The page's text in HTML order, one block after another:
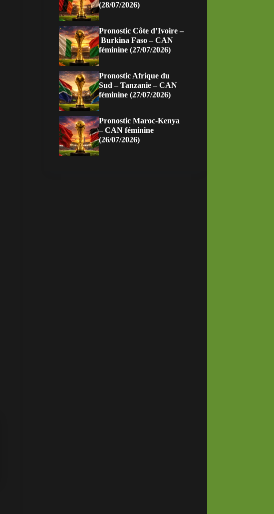
(28/07/2026)
Pronostic Côte d’Ivoire –
Burkina Faso – CAN
féminine (27/07/2026)
Pronostic Afrique du
Sud – Tanzanie – CAN
féminine (27/07/2026)
Pronostic Maroc-Kenya
– CAN féminine
(26/07/2026)